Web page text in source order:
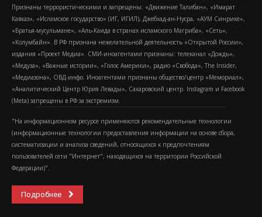
Признаны террористическими и запрещены: «Движение Талибан», «Имарат
Кавказ», «Исламское государство» (ИГ, ИГИЛ), Джебхад-ан-Нусра, «АУМ Синрике»,
«Братья-мусульмане», «Аль-Каида в странах исламского Магриба», «Сеть»,
«Колумбайн». В РФ признана нежелательной деятельность «Открытой России»,
издания «Проект Медиа». СМИ-иноагентами признаны: телеканал «Дождь»,
«Медуза», «Важные истории», «Голос Америки», радио «Свобода», The Insider,
«Медиазона», ОВД-инфо. Иноагентами признаны общество/центр «Мемориал»,
«Аналитический Центр Юрия Левады», Сахаровский центр. Instagram и Facebook
(Metа) запрещены в РФ за экстремизм.
"На информационном ресурсе применяются рекомендательные технологии
(информационные технологии предоставления информации на основе сбора,
систематизации и анализа сведений, относящихся к предпочтениям
пользователей сети "Интернет", находящихся на территории Российской
Федерации)".
Подробнее